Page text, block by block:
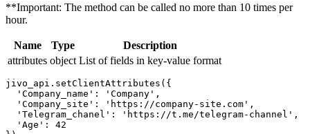
**Important: The method can be called no more than 10 times per
hour.
Name Type
Description
attributes object List of fields in key-value format
jivo_api.setClientAttributes({
  'Company_name': 'Company',
  'Company_site': 'https://company-site.com',
  'Telegram_chanel': 'https://t.me/telegram-channel',
  'Age': 42